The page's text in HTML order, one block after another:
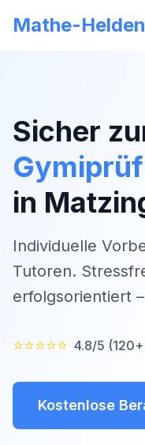
Mathe-Helden
Sicher
in
Individuelle
Tutoren.
erfolgsorientiert
⭐⭐⭐⭐⭐ 4.8/5
Kostenlose